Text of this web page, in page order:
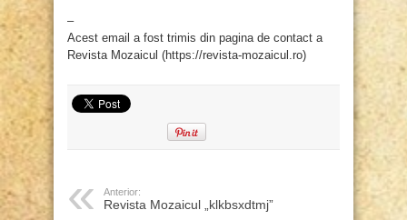
–
Acest email a fost trimis din pagina de contact a
Revista Mozaicul (https://revista-mozaicul.ro)
Anterior:
Revista Mozaicul „klkbsxdtmj”